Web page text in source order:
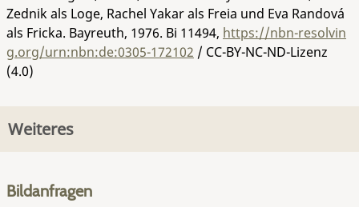
Zednik als Loge, Rachel Yakar als Freia und Eva Randová
als Fricka. Bayreuth, 1976. Bi 11494, https://nbn-resolvin
g.org/urn:nbn:de:0305-172102 / CC-BY-NC-ND-Lizenz
(4.0)
Weiteres
Bildanfragen